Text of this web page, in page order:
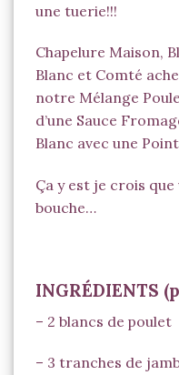
une tuerie!!!
Chapelure Maison,
Blanc et Comté
notre Mélange
d’une Sauce
Blanc avec une
Ça y est je crois que
bouche…
INGRÉDIENTS
– 2 blancs de poulet
– 3 tranches de